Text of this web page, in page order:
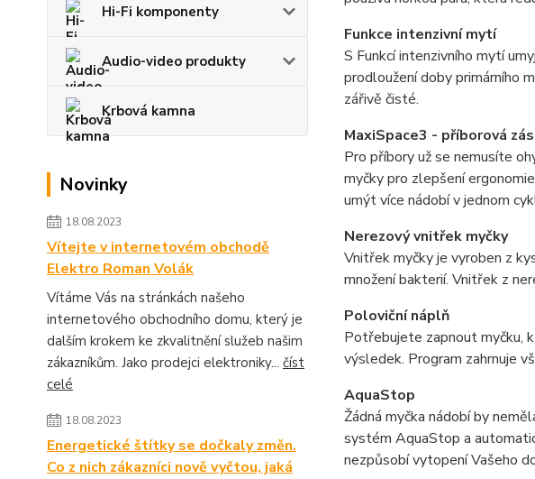
Hi-Fi komponenty
Audio-video produkty
Krbová kamna
Novinky
18.08.2023
Vítejte v internetovém obchodě
Elektro Roman Volák
Vítáme Vás na stránkách našeho
internetového obchodního domu, který je
dalším krokem ke zkvalitnění služeb našim
zákazníkům. Jako prodejci elektroniky... číst
celé
18.08.2023
Energetické štítky se dočkaly změn.
Co z nich zákazníci nově vyčtou, jaká
Funkce intenzivní mytí
S Funkcí intenzivního mytí
prodloužení doby primárního
zářivě čisté.
MaxiSpace3 - příborová
Pro příbory už se nemusíte
myčky pro zlepšení
umýt více nádobí v jednom
Nerezový vnitřek myčky
Vnitřek myčky je vyroben z
množení bakterií. Vnitřek z
Poloviční náplň
Potřebujete zapnout myčku,
výsledek. Program zahrnuje
AquaStop
Žádná myčka nádobí by
systém AquaStop a
nezpůsobí vytopení Vašeho